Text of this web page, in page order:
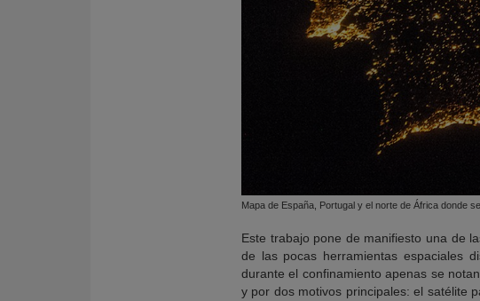
Mapa de España, Portugal y el norte de África donde
Este trabajo pone de manifiesto una de
de las pocas herramientas espaciales
durante el confinamiento apenas se
y por dos motivos principales: el satélite